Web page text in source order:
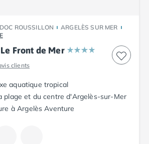
Roussillon
ROUSSILLON
ARGELÈS SUR MER
Front de Mer
clients
aquatique tropical
plage et du centre d'Argelès-sur-Mer
à Argelès Aventure